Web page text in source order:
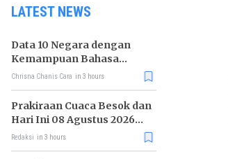
LATEST NEWS
Data 10 Negara dengan
Kemampuan Bahasa
Inggris Terbaik
Chrisna Chanis Cara in 3 hours
Prakiraan Cuaca Besok dan
Hari Ini 08 Agustus 2026
untuk Wilayah DKI Jakarta
Redaksi in 3 hours